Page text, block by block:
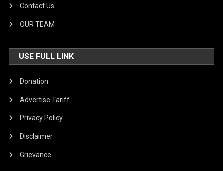
Contact Us
OUR TEAM
USE FULL LINK
Donation
Advertise Tariff
Privacy Policy
Disclaimer
Grievance